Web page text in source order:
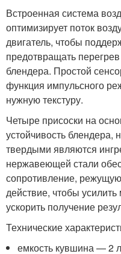
Встроенная система
оптимизирует поток
двигатель, чтобы
предотвращать
блендера. Простой
функция импульсного
нужную текстуру.
Четыре присоски на
устойчивость блендера,
твердыми являются
нержавеющей стали
сопротивление,
действие, чтобы
ускорить получение
Технические
емкость кувшина — 2